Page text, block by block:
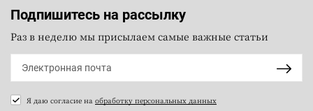
Подпишитесь на рассылку
Раз в неделю мы присылаем самые важные статьи
Я даю согласие на обработку персональных данных